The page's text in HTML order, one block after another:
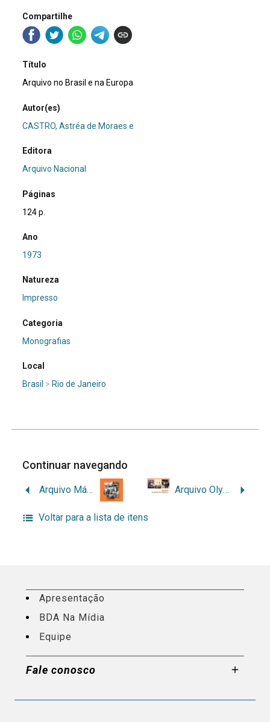
Compartilhe
Título
Arquivo no Brasil e na Europa
Autor(es)
CASTRO, Astréa de Moraes e
Editora
Arquivo Nacional
Páginas
124 p.
Ano
1973
Natureza
Impresso
Categoria
Monografias
Local
Brasil > Rio de Janeiro
Continuar navegando
Arquivo Mário Amoroso: Inventário Arquivo Olympio da Fonseca: inventário analítico
Voltar para a lista de itens
Apresentação
BDA Na Mídia
Equipe
Fale conosco